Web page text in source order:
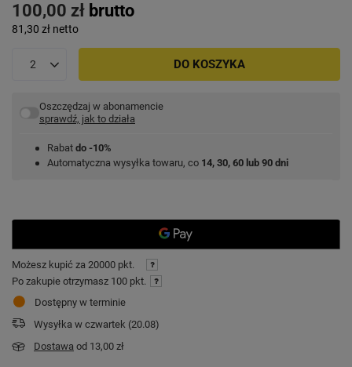
100,00 zł brutto
81,30 zł netto
DO KOSZYKA
Oszczędzaj w abonamencie
sprawdź, jak to działa
Rabat do -10%
Automatyczna wysyłka towaru, co 14, 30, 60 lub 90 dni
Możesz kupić za 20000 pkt.
Po zakupie otrzymasz 100 pkt.
Dostępny w terminie
Wysyłka w czwartek (20.08)
Dostawa od 13,00 zł